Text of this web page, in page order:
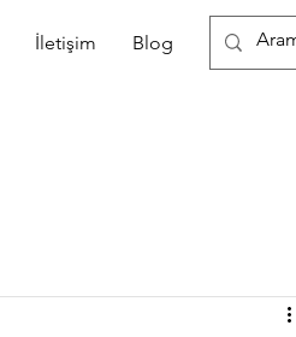
İletişim Blog